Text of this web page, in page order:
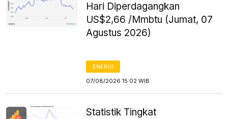
Hari Diperdagangkan
US$2,66 /Mmbtu (Jumat, 07
Agustus 2026)
ENERGI
07/08/2026 15:02 WIB
Statistik Tingkat